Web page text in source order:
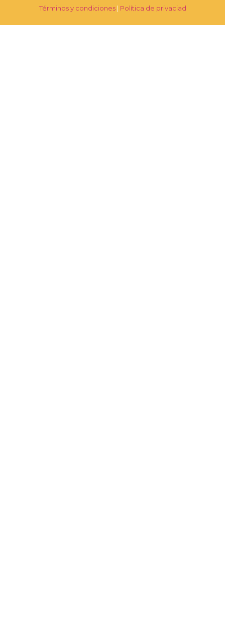
Términos y condiciones| Política de privaciad